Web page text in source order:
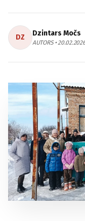
DZ Dzintars Močs
AUTORS •